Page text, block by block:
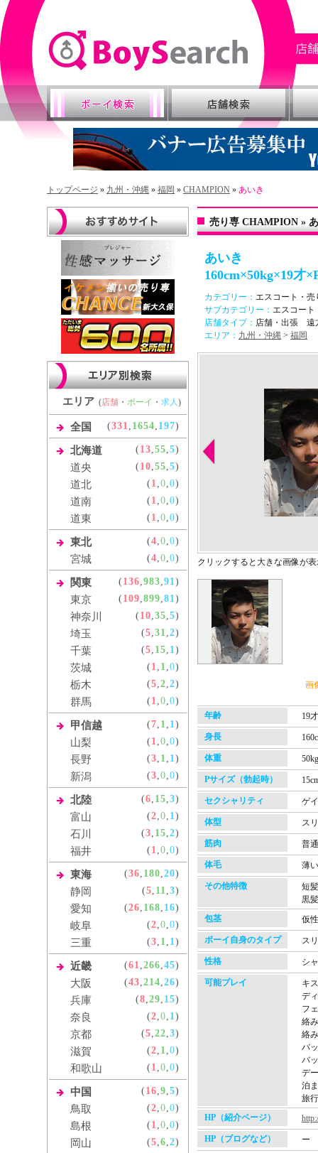
トップページ » 九州・沖縄 » 福岡 » CHAMPION » あいき
エリア (店舗 ・ ボーイ ・ 求人)
全国 (331, 1654, 197)
北海道 ( 13,55,5)
道央 ( 10,55,5)
道北 ( 1,0,0)
道南 ( 1,0,0)
道東 ( 1,0,0)
東北 (4,0,0)
宮城 (4,0,0)
関東 ( 136,983,91)
東京 ( 109,899,81)
神奈川 ( 10,35,5)
埼玉 (5,31,2)
千葉 (5, 15, 1)
茨城 ( 1, 1,0)
栃木 (5,2,2)
群馬 ( 1,0,0)
甲信越 (7, 1, 1)
山梨 ( 1,0,0)
長野 (3, 1, 1)
新潟 (3,0,0)
北陸 (6, 15,3)
富山 (2,0, 1)
石川 (3, 15,2)
福井 ( 1,0,0)
東海 (36, 180,20)
静岡 (5, 11,3)
愛知 (26, 168, 16)
岐阜 (2,0,0)
三重 (3, 1, 1)
近畿 (61,266,45)
大阪 (43,214,26)
兵庫 (8,29, 15)
奈良 (2,0, 1)
京都 (5,22,3)
滋賀 (2, 1,0)
和歌山 ( 1,0,0)
中国 ( 16,9,5)
鳥取 (2,0,0)
島根 ( 1,0,0)
岡山 (5,6,2)
売り専 CHAMPION »
あいき
160cm×50kg×19才
カテゴリー： エスコート・売
サブカテゴリー： エスコート
店舗タイプ： 店舗・出張 遠
エリア： 九州・沖縄 > 福岡
クリックすると大きな画像が
画
年齢 19才
身長
体重 50kg
Pサイズ（勃起時）
セクシャリティ ゲイ
体型 ス
筋肉 普通
体毛 薄い
その他特徴
短髪
黒髪
包茎
仮性
ボーイ自身のタイプ ス
性格 シ
可能プレイ
キス
デ
フ
絡
絡
バ
バ
デ
泊
旅行
HP（紹介ページ）
HP（ブログなど） ー